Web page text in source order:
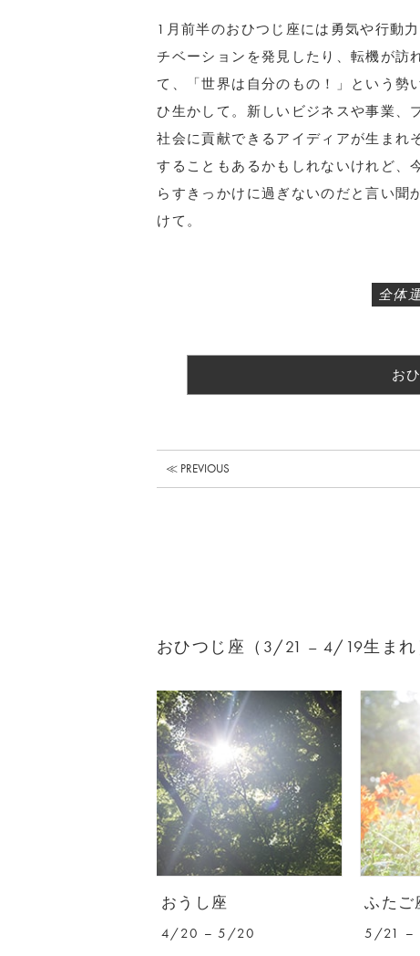
1月前半のおひつじ座には勇気や行動
チベーションを発見したり、転機が訪
て、「世界は自分のもの！」という勢
ひ生かして。新しいビジネスや事業、
社会に貢献できるアイディアが生まれ
することもあるかもしれないけれど、
らすきっかけに過ぎないのだと言い聞
けて。
全体
お
≪ PREVIOUS
おひつじ座（3/21 – 4/19生まれ
おうし座
4/20 – 5/20
ふたご
5/21 –